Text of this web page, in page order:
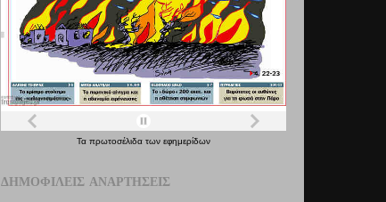
Τα πρωτοσέλιδα των εφημερίδων
ΔΗΜΟΦΙΛΕΊΣ ΑΝΑΡΤΉΣΕΙΣ